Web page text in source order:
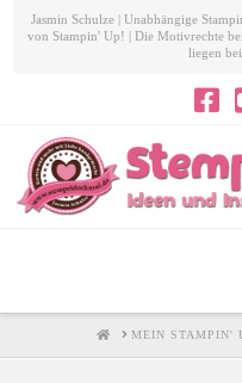
Jasmin Schulze | Unabhängige
von Stampin' Up! | Die Motivrechte
liegen
HOMEMEIN STAMPIN'